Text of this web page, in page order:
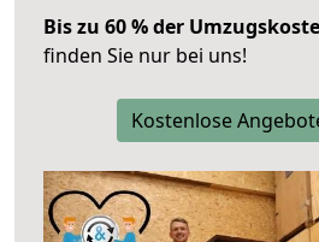
Bis zu 60 % der
finden Sie nur bei uns!
Kostenlose